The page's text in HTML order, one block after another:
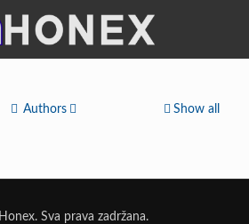
Authors Show all
Sva prava zadržana.